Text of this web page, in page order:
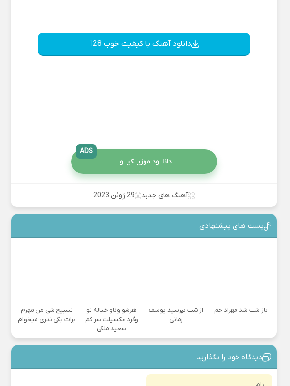
دانلود آهنگ با کیفیت خوب 128
دانلــود موزیــکیـــو
ADS
آهنگ های جدید 29 ژوئن 2023
پست های پیشنهادی
باز شب شد مهراد جم
از شب بپرسید یوسف
زمانی
هرشو وناو خیاله تو
وگرد عکسیلت سر کم
سعید ملکی
تسبیح شی من مهرم
برات بگی نذری میخوام
دیدگاه خود را بگذارید